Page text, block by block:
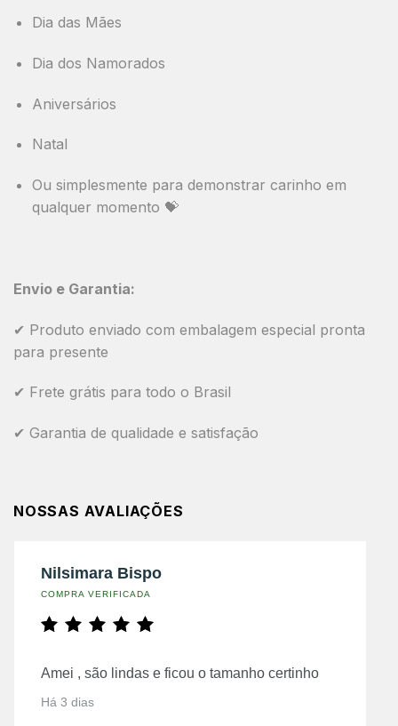
Dia das Mães
Dia dos Namorados
Aniversários
Natal
Ou simplesmente para demonstrar carinho em
qualquer momento 💝
Envio e Garantia:
✔ Produto enviado com embalagem especial pronta
para presente
✔ Frete grátis para todo o Brasil
✔ Garantia de qualidade e satisfação
NOSSAS AVALIAÇÕES
Nilsimara Bispo
COMPRA VERIFICADA
Amei , são lindas e ficou o tamanho certinho
Há 3 dias